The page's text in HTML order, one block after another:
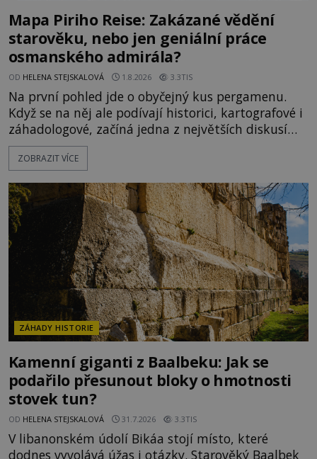
Mapa Piriho Reise: Zakázané vědění
starověku, nebo jen geniální práce
osmanského admirála?
OD HELENA STEJSKALOVÁ 1.8.2026 3.3TIS
Na první pohled jde o obyčejný kus pergamenu.
Když se na něj ale podívají historici, kartografové i
záhadologové, začíná jedna z největších diskusí
moderní historie. Osmanský admirál Piri Reis roku
1513 kreslí mapu světa, která překvapuje
ní vidí důkaz ztracené civilizace nebo dokonce
znalost Antarktidy dávno před jejím objevením.
Jiní tvrdí,
ZOBRAZIT VÍCE
ZÁHADY HISTORIE
Kamenní giganti z Baalbeku: Jak se
podařilo přesunout bloky o hmotnosti
stovek tun?
OD HELENA STEJSKALOVÁ 31.7.2026 3.3TIS
V libanonském údolí Bikáa stojí místo, které
dodnes vyvolává úžas i otázky. Starověký Baalbek